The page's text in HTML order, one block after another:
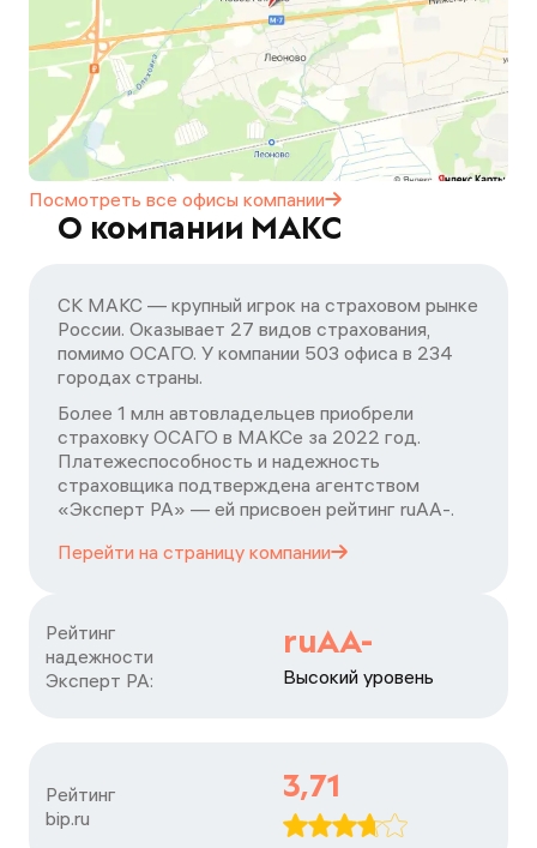
Посмотреть все офисы компании
О компании МАКС
СК МАКС — крупный игрок на страховом рынке
России. Оказывает 27 видов страхования,
помимо ОСАГО. У компании 503 офиса в 234
городах страны.
Более 1 млн автовладельцев приобрели
страховку ОСАГО в МАКСе за 2022 год.
Платежеспособность и надежность
страховщика подтверждена агентством
«Эксперт РА» — ей присвоен рейтинг ruАA-.
Перейти на страницу компании
Рейтинг
надежности
Эксперт РА:
ruAA-
Высокий уровень
Рейтинг
bip.ru
3,71